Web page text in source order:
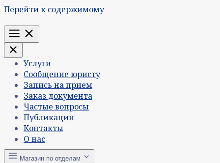
Перейти к содержимому
Меню
Услуги
Сообщение юристу
Запись на прием
Заказ документа
Частые вопросы
Публикации
Контакты
О нас
Магазин по отделам